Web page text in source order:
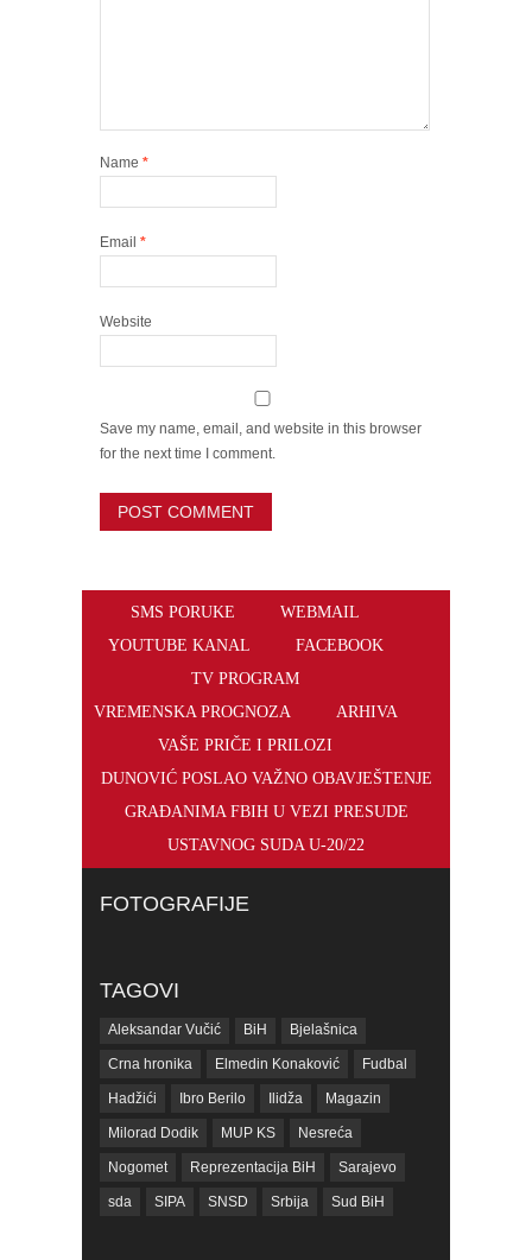
Name *
Email *
Website
Save my name, email, and website in this browser
for the next time I comment.
SMS PORUKE
WEBMAIL
YOUTUBE KANAL
FACEBOOK
TV PROGRAM
VREMENSKA PROGNOZA
ARHIVA
VAŠE PRIČE I PRILOZI
DUNOVIĆ POSLAO VAŽNO OBAVJEŠTENJE
GRAĐANIMA FBIH U VEZI PRESUDE
USTAVNOG SUDA U-20/22
FOTOGRAFIJE
TAGOVI
Aleksandar Vučić BiH Bjelašnica
Crna hronika Elmedin Konaković Fudbal
Hadžići Ibro Berilo Ilidža Magazin
Milorad Dodik MUP KS Nesreća
Nogomet Reprezentacija BiH Sarajevo
sda SIPA SNSD Srbija Sud BiH